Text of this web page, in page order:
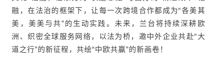
融，在法治的框架下，让每一次跨境合作都成为“各美其
美，美美与共”的生动实践。未来，兰台将持续深耕欧
洲、织密全球服务网络，以法为桥，邀中外企业共赴“大
道之行”的新征程，共绘“中欧共赢”的新画卷！